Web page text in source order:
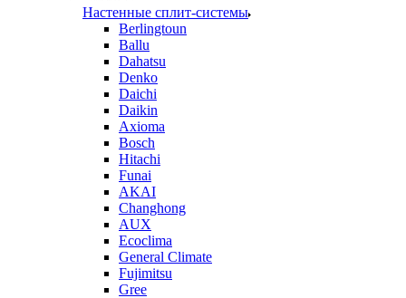
Настенные сплит-системы
Berlingtoun
Ballu
Dahatsu
Denko
Daichi
Daikin
Axioma
Bosch
Hitachi
Funai
AKAI
Changhong
AUX
Ecoclima
General Climate
Fujimitsu
Gree